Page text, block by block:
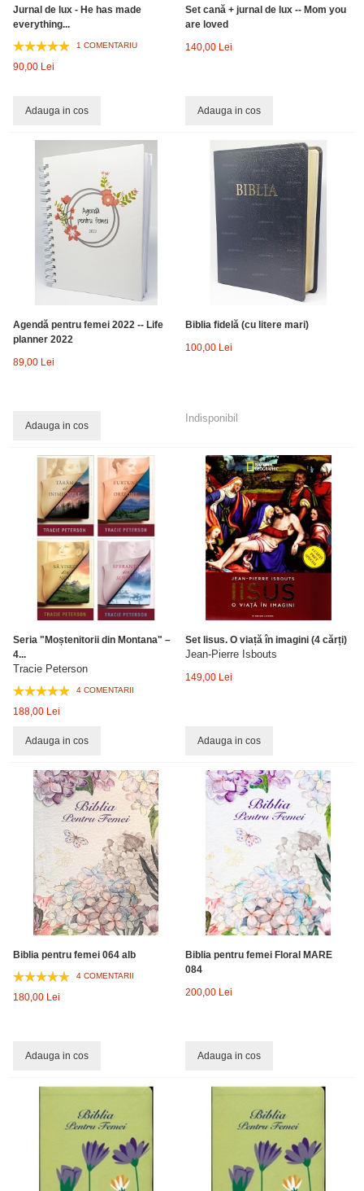
Jurnal de lux - He has made
everything...
1 COMENTARIU
90,00 Lei
Adauga in cos
Set cană + jurnal de lux -- Mom you
are loved
140,00 Lei
Adauga in cos
Agendă pentru femei 2022 -- Life
planner 2022
89,00 Lei
Adauga in cos
Biblia fidelă (cu litere mari)
100,00 Lei
Indisponibil
Seria "Moștenitorii din Montana" –
4...
Tracie Peterson
4 COMENTARII
188,00 Lei
Adauga in cos
Set Iisus. O viață în imagini (4 cărți)
Jean-Pierre Isbouts
149,00 Lei
Adauga in cos
Biblia pentru femei 064 alb
4 COMENTARII
180,00 Lei
Adauga in cos
Biblia pentru femei Floral MARE
084
200,00 Lei
Adauga in cos